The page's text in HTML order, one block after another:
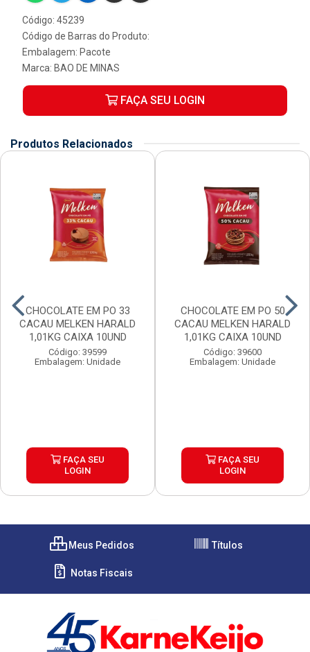
Código: 45239
Código de Barras do Produto:
Embalagem: Pacote
Marca: BAO DE MINAS
FAÇA SEU LOGIN
Produtos Relacionados
CHOCOLATE EM PO 33
CACAU MELKEN HARALD
1,01KG CAIXA 10UND
Código: 39599
Embalagem: Unidade
FAÇA SEU
LOGIN
CHOCOLATE EM PO 50
CACAU MELKEN HARALD
1,01KG CAIXA 10UND
Código: 39600
Embalagem: Unidade
FAÇA SEU
LOGIN
Meus Pedidos Títulos
Notas Fiscais